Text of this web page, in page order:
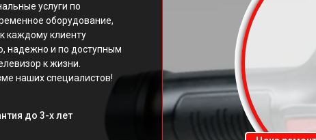
услуги по
оборудование,
каждому клиенту
надежно и по доступным
к жизни.
наших специалистов!
до 3-х лет